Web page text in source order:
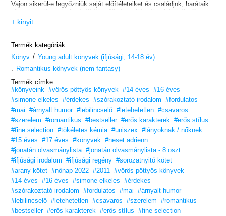
Vajon sikerül-e legyőzniük saját előítéleteiket és családjuk, barátaik
ellenszenvét a másik iránt? Sikerülhet-e a látszólag lehetetlen?
- Ellis kisasszony! Ön jön. Mutassa be Alexet az osztálynak.
- Ez itt Alejandro Fuentes. Ezen a nyáron, amikor éppen nem
börtöneiben turnézott. Gondolom, mindenki érti, hogy mit akarok
ezzel mondani. Van azonban egy titkos vágya, amit senki sem sejt
róla… A titkos vágya az, hogy főiskolára mehessen és kémiatanár
legyen, mint ön, Mrs. Peterson.
Brittany diadalmas mosolyt villant felém, azt gondolja, hogy ezt a
kört megnyerte. Azt te csak hiszed, gringa!
- Ő Brittany Ellis – mondom a szemek kereszttüzében. – Ezen a
nyáron elment a bevásárlóközpontba és új ruhákat vett, hogy
felturbózza a ruhatárát, majd apuci pénzén felkeresett egy plasztikai
sebészt is, hogy felturbózza… izé… amit fel kell. Az ő titkos vágya
pedig az, hogy egy mexicanóval randizhasson még az érettségi előtt.
+ kinyit
Termék kategóriák:
Könyv / Young adult könyvek (ifjúsági, 14-18 év)
, Romantikus könyvek (nem fantasy)
Termék címke:
#könyveink #vörös pöttyös könyvek #14 éves
#16 éves
#simone elkeles
#érdekes #szórakoztató irodalom
#fordulatos
#mai
#árnyalt humor #lebilincselő #letehetetlen #csavaros
#szerelem
#romantikus #bestseller #erős karakterek #erős stílus
#fine selection #tökéletes kémia #uniszex #lányoknak / nőknek
#15 éves
#17 éves #könyvek #neset adrienn
#jonatán olvasmánylista #jonatán olvasmánylista - 8.oszt
#ifjúsági irodalom
#ifjúsági regény #sorozatnyitó kötet
#arany kötet #nőnap 2022 #2011 #vörös pöttyös könyvek
#14 éves
#16 éves #simone elkeles
#érdekes
#szórakoztató irodalom
#fordulatos #mai
#árnyalt humor
#lebilincselő #letehetetlen #csavaros #szerelem
#romantikus
#bestseller #erős karakterek #erős stílus
#fine selection